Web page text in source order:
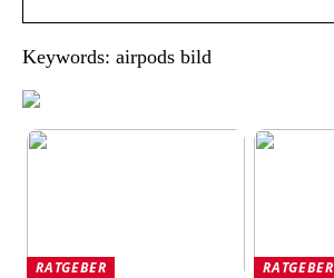
Keywords: airpods bild
RATGEBER
RATGEBER